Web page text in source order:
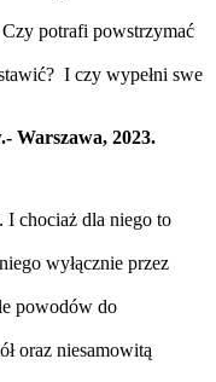
potrafi powstrzymać
I czy wypełni swe
Warszawa, 2023.
I chociaż dla niego to
wyłącznie przez
powodów do
oraz niesamowitą